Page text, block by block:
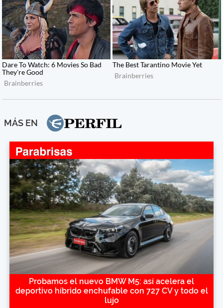
MÁS EN
Probamos el nuevo BMW M5: así acelera el
deportivo híbrido enchufable con 727 CV y todo el
lujo